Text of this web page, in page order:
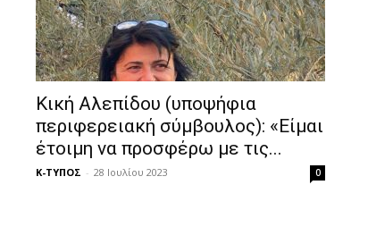
Κική Αλεπίδου (υποψήφια
περιφερειακή σύμβουλος): «Είμαι
έτοιμη να προσφέρω με τις...
Κ-ΤΥΠΟΣ - 28 Ιουλίου 2023 0